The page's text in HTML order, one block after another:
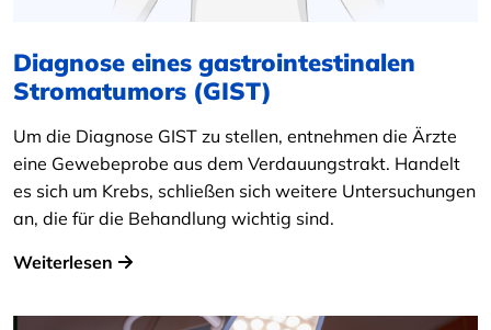
Diagnose eines gastrointestinalen
Stromatumors (GIST)
Um die Diagnose GIST zu stellen, entnehmen die Ärzte
eine Gewebeprobe aus dem Verdauungstrakt. Handelt
es sich um Krebs, schließen sich weitere Untersuchungen
an, die für die Behandlung wichtig sind.
Weiterlesen